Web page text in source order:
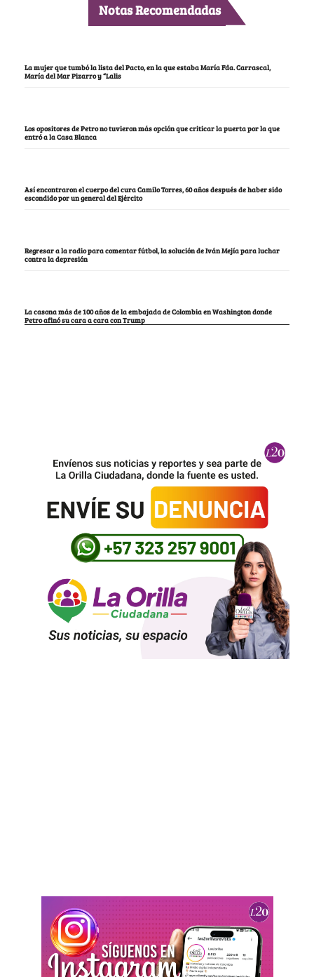
Notas Recomendadas
La mujer que tumbó la lista del Pacto, en la que estaba María Fda. Carrascal,
María del Mar Pizarro y “Lalis
Los opositores de Petro no tuvieron más opción que criticar la puerta por la que
entró a la Casa Blanca
Así encontraron el cuerpo del cura Camilo Torres, 60 años después de haber sido
escondido por un general del Ejército
Regresar a la radio para comentar fútbol, la solución de Iván Mejía para luchar
contra la depresión
La casona más de 100 años de la embajada de Colombia en Washington donde
Petro afinó su cara a cara con Trump